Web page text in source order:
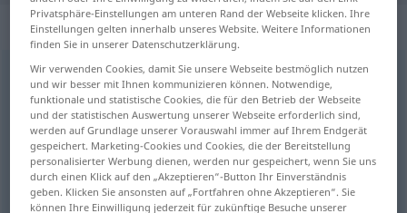
„Seelenarzt“: Maskulinum
Seelenarztm, Seelenärztinf
Übersicht aller Übersetzungen
(Für mehr Details die Übersetzung anklicken/antippen)
comforter of the soul
Privatsphäre-Einstellungen am unteren Rand der Webseite klicken. Ihre
Einstellungen gelten innerhalb unseres Website. Weitere Informationen
finden Sie in unserer Datenschutzerklärung.
Wir verwenden Cookies, damit Sie unsere Webseite bestmöglich nutzen
und wir besser mit Ihnen kommunizieren können. Notwendige,
funktionale und statistische Cookies, die für den Betrieb der Webseite
und der statistischen Auswertung unserer Webseite erforderlich sind,
werden auf Grundlage unserer Vorauswahl immer auf Ihrem Endgerät
gespeichert. Marketing-Cookies und Cookies, die der Bereitstellung
personalisierter Werbung dienen, werden nur gespeichert, wenn Sie uns
durch einen Klick auf den „Akzeptieren“-Button Ihr Einverständnis
geben. Klicken Sie ansonsten auf „Fortfahren ohne Akzeptieren“. Sie
können Ihre Einwilligung jederzeit für zukünftige Besuche unserer